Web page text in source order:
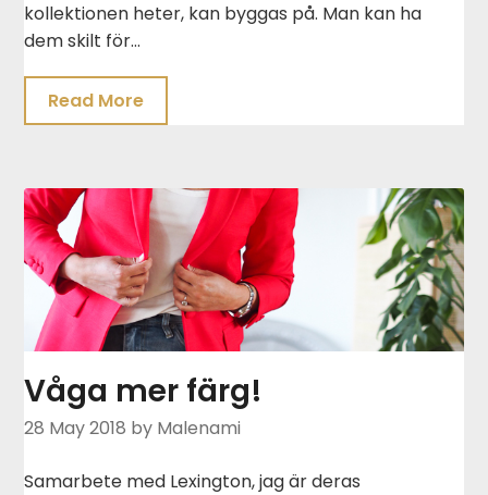
kollektionen heter, kan byggas på. Man kan ha
dem skilt för…
Read More
Våga mer färg!
28 May 2018 by Malenami
Samarbete med Lexington, jag är deras